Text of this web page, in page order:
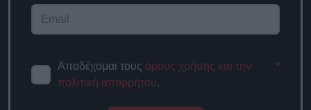
Αποδέχομαι τους όρους χρήσης και την
πολιτική απορρήτου.
*